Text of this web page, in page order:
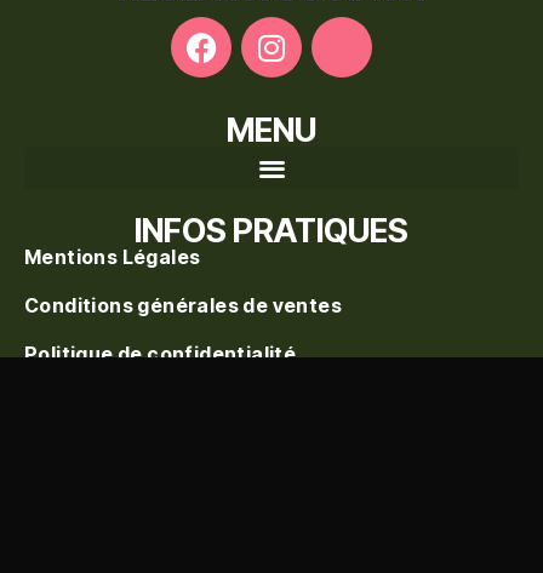
MENU
INFOS PRATIQUES
Mentions Légales
Conditions générales de ventes
Politique de confidentialité